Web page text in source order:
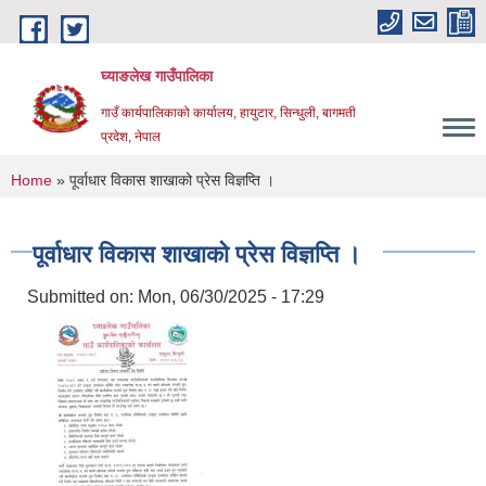
Skip to main content
घ्याङलेख गाउँपालिका
गाउँ कार्यपालिकाको कार्यालय, हायुटार, सिन्धुली, बागमती
प्रदेश, नेपाल
You are here
Home » पूर्वाधार विकास शाखाको प्रेस विज्ञप्ति ।
पूर्वाधार विकास शाखाको प्रेस विज्ञप्ति ।
Submitted on: Mon, 06/30/2025 - 17:29